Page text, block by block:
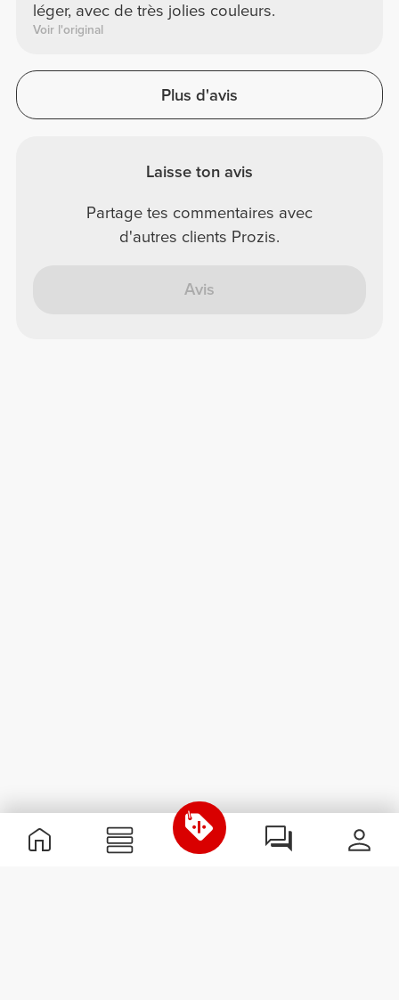
léger, avec de très jolies couleurs.
Voir l'original
Plus d'avis
Laisse ton avis
Partage tes commentaires avec
d'autres clients Prozis.
Avis